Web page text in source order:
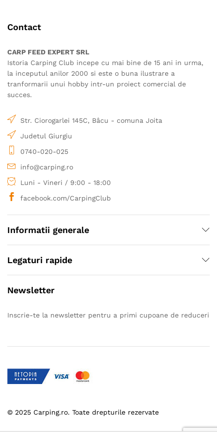
pot
alese
în
pagina
produsului.
pagina
produsului.
Contact
CARP FEED EXPERT SRL
Istoria Carping Club incepe cu mai bine de 15 ani in urma,
la inceputul anilor 2000 si este o buna ilustrare a
tranformarii unui hobby intr-un proiect comercial de
succes.
Str. Ciorogarlei 145C, Bâcu - comuna Joita
Judetul Giurgiu
0740-020-025
info@carping.ro
Luni - Vineri / 9:00 - 18:00
facebook.com/CarpingClub
Informatii generale
Legaturi rapide
Newsletter
Inscrie-te la newsletter pentru a primi cupoane de reduceri
© 2025 Carping.ro. Toate drepturile rezervate